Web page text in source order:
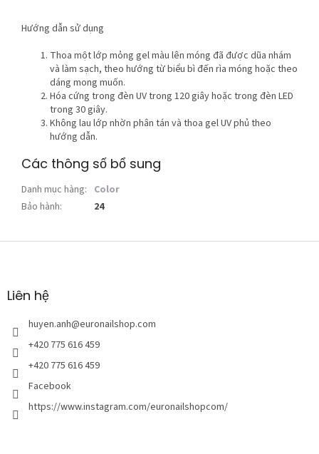
Hướng dẫn sử dụng
Thoa một lớp mỏng gel màu lên móng đã được dũa nhám
và làm sạch, theo hướng từ biểu bì đến rìa móng hoặc theo
dáng mong muốn.
Hóa cứng trong đèn UV trong 120 giây hoặc trong đèn LED
trong 30 giây.
Không lau lớp nhờn phân tán và thoa gel UV phủ theo
hướng dẫn.
Các thông số bổ sung
Danh mục hàng: Color
Bảo hành: 24
C
nLiên hệ
huyen.anh@euronailshop.com
+420 775 616 459
+420 775 616 459
Facebook
https://www.instagram.com/euronailshopcom/